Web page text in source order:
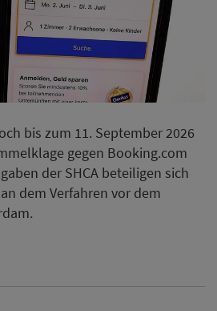
bis zum 11. September 2026
gegen Booking.com
der SHCA beteiligen sich
dem Verfahren vor dem